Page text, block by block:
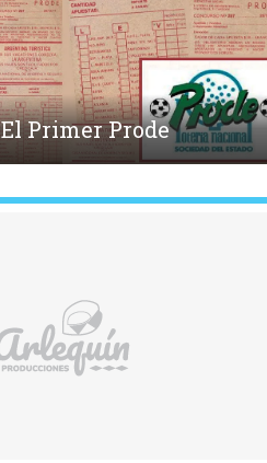
El Primer Prode